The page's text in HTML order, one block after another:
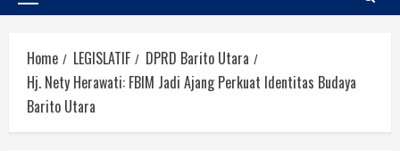
Home LEGISLATIF
DPRD Barito Utara
Hj. Nety Herawati: FBIM Jadi Ajang Perkuat Identitas Budaya
Barito Utara